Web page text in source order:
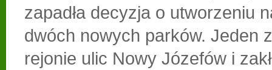
zapadła decyzja o utworzeniu
dwóch nowych parków. Jeden
rejonie ulic Nowy Józefów i